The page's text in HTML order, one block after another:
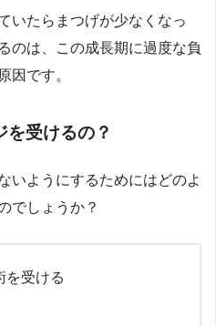
いたらまつげが少なくなっ
のは、この成長期に過度な負
因です。
を受けるの？
いようにするためにはどのよ
でしょうか？
を受ける